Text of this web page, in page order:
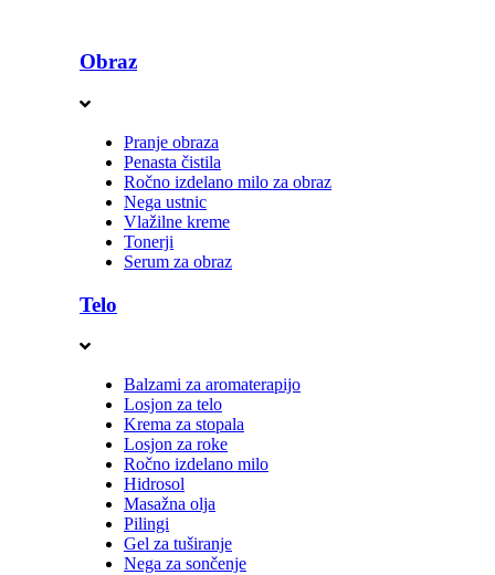
Obraz
Pranje obraza
Penasta čistila
Ročno izdelano milo za obraz
Nega ustnic
Vlažilne kreme
Tonerji
Serum za obraz
Telo
Balzami za aromaterapijo
Losjon za telo
Krema za stopala
Losjon za roke
Ročno izdelano milo
Hidrosol
Masažna olja
Pilingi
Gel za tuširanje
Nega za sončenje